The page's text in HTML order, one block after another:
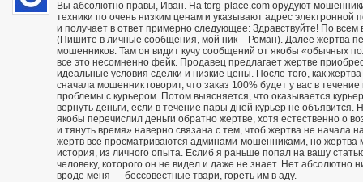
Вы абсолютно правы, Иван. На torg-place.com орудуют
техники по очень низким ценам и указывают адрес
и получает в ответ примерно следующее: Здравствуйте! По
(Пишите в личные сообщения, мой ник – Роман). Далее жертва
мошенников. Там он видит кучу сообщений от якобы «обычных
все это несомненно фейк. Продавец предлагает жертве
идеальные условия сделки и низкие цены. После того, как
сначала мошенник говорит, что заказ 100% будет у вас в
проблемы с курьером. Потом выясняется, что оказывается
вернуть деньги, если в течение пары дней курьер не
якобы перечислил деньги обратно жертве, хотя естественно о
и тянуть время» наверно связана с тем, чтоб жертва не начала
жертв все просматриваются админами-мошенниками, но жертва
история, из личного опыта. Еслиб я раньше попал на вашу
человеку, которого он не видел и даже не знает. Нет
вроде меня — бессовестные твари, гореть им в аду.